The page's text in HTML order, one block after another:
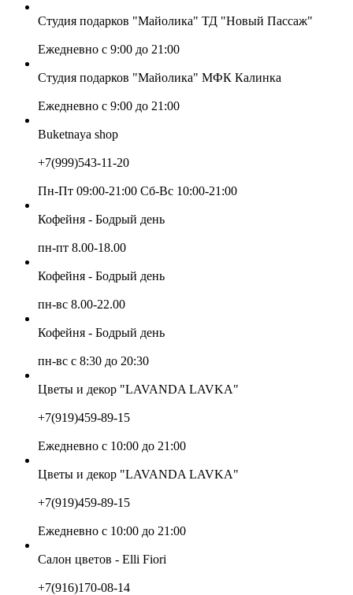
Студия подарков "Майолика" ТД "Новый Пассаж"
Ежедневно с 9:00 до 21:00
Студия подарков "Майолика" МФК Калинка
Ежедневно с 9:00 до 21:00
Buketnaya shop
+7(999)543-11-20
Пн-Пт 09:00-21:00 Сб-Вс 10:00-21:00
Кофейня - Бодрый день
пн-пт 8.00-18.00
Кофейня - Бодрый день
пн-вс 8.00-22.00
Кофейня - Бодрый день
пн-вс с 8:30 до 20:30
Цветы и декор "LAVANDA LAVKA"
+7(919)459-89-15
Ежедневно с 10:00 до 21:00
Цветы и декор "LAVANDA LAVKA"
+7(919)459-89-15
Ежедневно с 10:00 до 21:00
Салон цветов - Elli Fiori
+7(916)170-08-14